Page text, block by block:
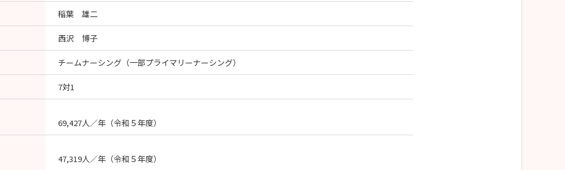
稲葉 雄二
西沢 博子
チームナーシング（一部プライマリーナーシング）
7対1
69,427人／年（令和５年度）
47,319人／年（令和５年度）